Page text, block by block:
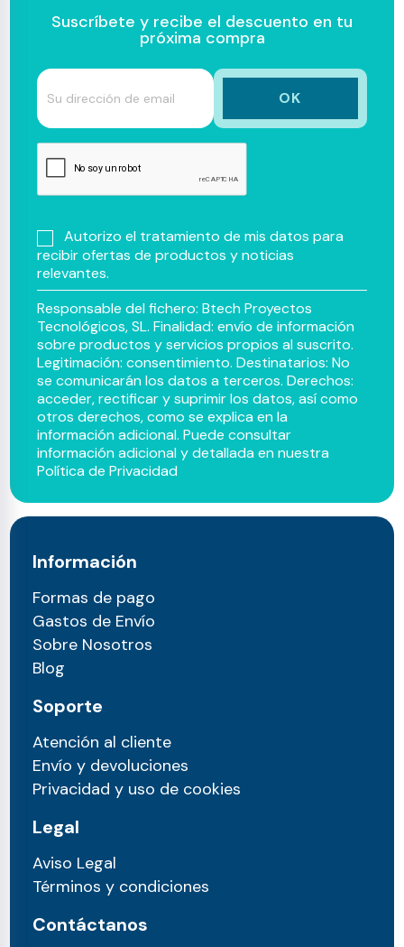
Suscríbete y recibe el descuento en tu
próxima compra
Autorizo el tratamiento de mis datos para
recibir ofertas de productos y noticias
relevantes.
Responsable del fichero: Btech Proyectos
Tecnológicos, SL. Finalidad: envío de información
sobre productos y servicios propios al suscrito.
Legitimación: consentimiento. Destinatarios: No
se comunicarán los datos a terceros. Derechos:
acceder, rectificar y suprimir los datos, así como
otros derechos, como se explica en la
información adicional. Puede consultar
información adicional y detallada en nuestra
Política de Privacidad
Información
Formas de pago
Gastos de Envío
Sobre Nosotros
Blog
Soporte
Atención al cliente
Envío y devoluciones
Privacidad y uso de cookies
Legal
Aviso Legal
Términos y condiciones
Contáctanos